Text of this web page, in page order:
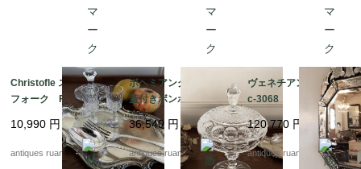
Christofle スプーン＆
フォーク Fc-3060
10,990 円
antiques ruan
ボヘミアンクリスタル
蓋付きボンボニエー
ル Fc-3048
36,540 円
antiques ruan
ヴェネチアンミラー F
c-3068
120,770 円
antiques ruan